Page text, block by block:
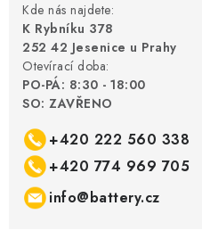
Kde nás najdete:
K Rybníku 378
252 42 Jesenice u Prahy
Otevírací doba:
PO-PÁ: 8:30 - 18:00
SO: ZAVŘENO
+420 222 560 338
+420 774 969 705
info@battery.cz